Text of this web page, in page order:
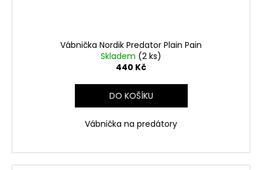
Vábnička Nordik Predator Plain Pain
Skladem (2 ks)
440 Kč
DO KOŠÍKU
Vábnička na predátory